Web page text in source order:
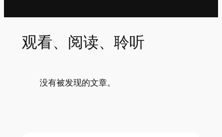
观看、阅读、聆听
没有被发现的文章。